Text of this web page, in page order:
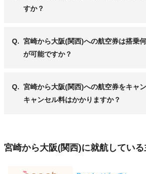
すか？
Q. 宮崎から大阪(関西)への航空券は搭乗
が可能ですか？
Q. 宮崎から大阪(関西)への航空券をキャン
キャンセル料はかかりますか？
宮崎から大阪(関西)に就航してい